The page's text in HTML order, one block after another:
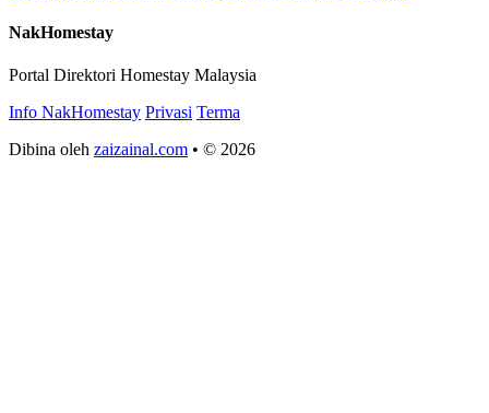
NakHomestay
Portal Direktori Homestay Malaysia
Info NakHomestay Privasi Terma
Dibina oleh zaizainal.com • © 2026